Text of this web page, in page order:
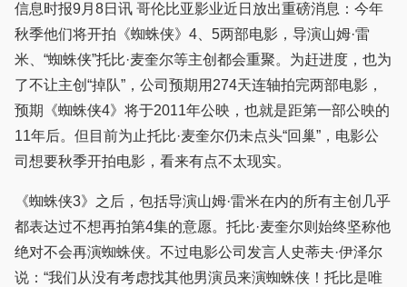
信息时报9月8日讯 哥伦比亚影业近日放出重磅消息：今年
秋季他们将开拍《蜘蛛侠》4、5两部电影，导演山姆·雷
米、“蜘蛛侠”托比·麦奎尔等主创都会重聚。为赶进度，也为
了不让主创“掉队”，公司预期用274天连轴拍完两部电影，
预期《蜘蛛侠4》将于2011年公映，也就是距第一部公映的
11年后。但目前为止托比·麦奎尔仍未点头“回巢”，电影公
司想要秋季开拍电影，看来有点不太现实。
《蜘蛛侠3》之后，包括导演山姆·雷米在内的所有主创几乎
都表达过不想再拍第4集的意愿。托比·麦奎尔则始终坚称他
绝对不会再演蜘蛛侠。不过电影公司发言人史蒂夫·伊泽尔
说：“我们从没有考虑找其他男演员来演蜘蛛侠！托比是唯